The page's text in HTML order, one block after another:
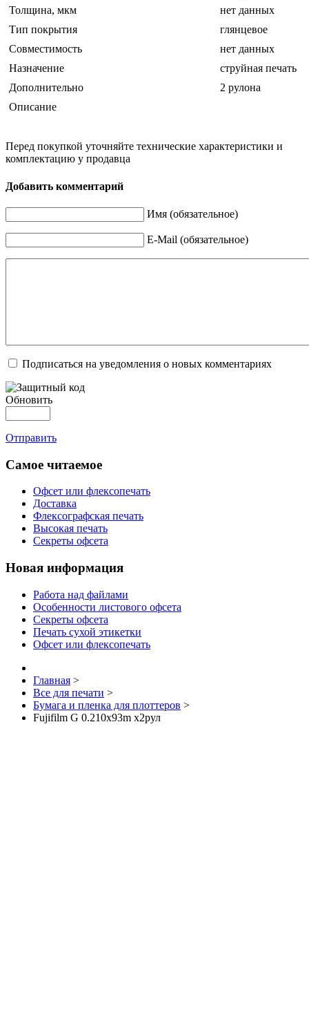
Толщина, мкм
нет данных
Тип покрытия
глянцевое
Совместимость
нет данных
Назначение
струйная печать
Дополнительно
2 рулона
Описание
Перед покупкой уточняйте технические характеристики и
комплектацию у продавца
Добавить комментарий
Имя (обязательное)
E-Mail (обязательное)
Подписаться на уведомления о новых комментариях
Обновить
Отправить
Самое читаемое
Офсет или флексопечать
Доставка
Флексографская печать
Высокая печать
Секреты офсета
Новая информация
Работа над файлами
Особенности листового офсета
Секреты офсета
Печать сухой этикетки
Офсет или флексопечать
Главная >
Все для печати >
Бумага и пленка для плоттеров >
Fujifilm G 0.210x93m x2рул